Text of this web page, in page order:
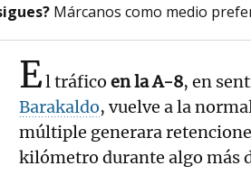
Márcanos como medio
El tráfico en la A-8, en
Barakaldo, vuelve a la
múltiple generara
kilómetro durante algo más